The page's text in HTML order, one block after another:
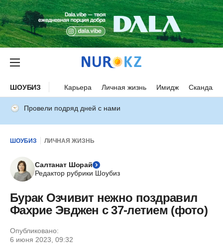
ШОУБИЗ Карьера Личная жизнь Имидж Скандалы
Провели подряд дней с нами
ШОУБИЗ ЛИЧНАЯ ЖИЗНЬ
Салтанат Шорай
Редактор рубрики Шоубиз
Бурак Озчивит нежно поздравил
Фахрие Эвджен с 37-летием (фото)
Опубликовано:
6 июня 2023, 09:32